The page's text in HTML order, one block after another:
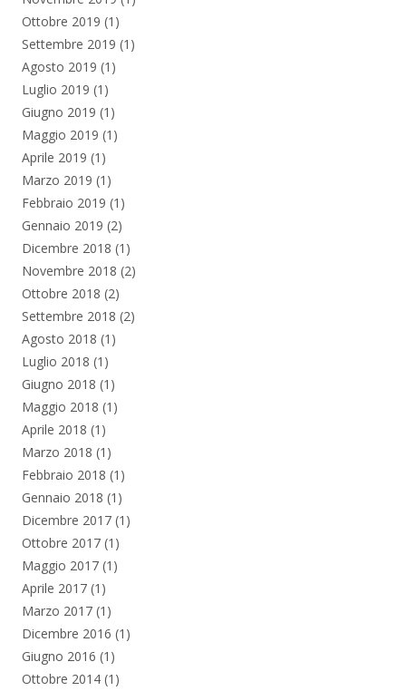
Ottobre 2019 (1)
Settembre 2019 (1)
Agosto 2019 (1)
Luglio 2019 (1)
Giugno 2019 (1)
Maggio 2019 (1)
Aprile 2019 (1)
Marzo 2019 (1)
Febbraio 2019 (1)
Gennaio 2019 (2)
Dicembre 2018 (1)
Novembre 2018 (2)
Ottobre 2018 (2)
Settembre 2018 (2)
Agosto 2018 (1)
Luglio 2018 (1)
Giugno 2018 (1)
Maggio 2018 (1)
Aprile 2018 (1)
Marzo 2018 (1)
Febbraio 2018 (1)
Gennaio 2018 (1)
Dicembre 2017 (1)
Ottobre 2017 (1)
Maggio 2017 (1)
Aprile 2017 (1)
Marzo 2017 (1)
Dicembre 2016 (1)
Giugno 2016 (1)
Ottobre 2014 (1)